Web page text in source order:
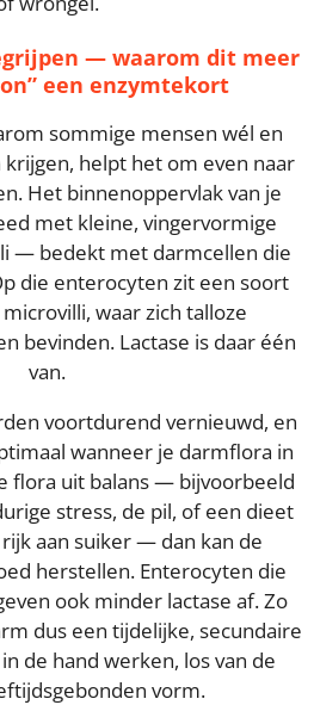
— waarom dit meer
een enzymtekort
sommige mensen wél en
helpt het om even naar
Het binnenoppervlak van je
met kleine, vingervormige
— bedekt met darmcellen die
die enterocyten zit een soort
waar zich talloze
bevinden. Lactase is daar één
van.
voortdurend vernieuwd, en
wanneer je darmflora in
flora uit balans — bijvoorbeeld
stress, de pil, of een dieet
aan suiker — dan kan de
herstellen. Enterocyten die
ook minder lactase af. Zo
dus een tijdelijke, secundaire
de hand werken, los van de
vorm.